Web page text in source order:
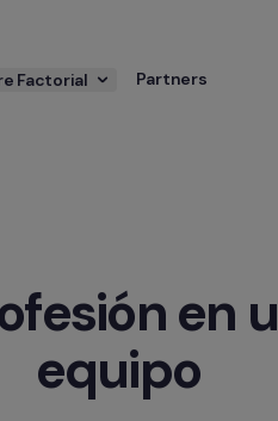
Factorial Partners
en
equipo